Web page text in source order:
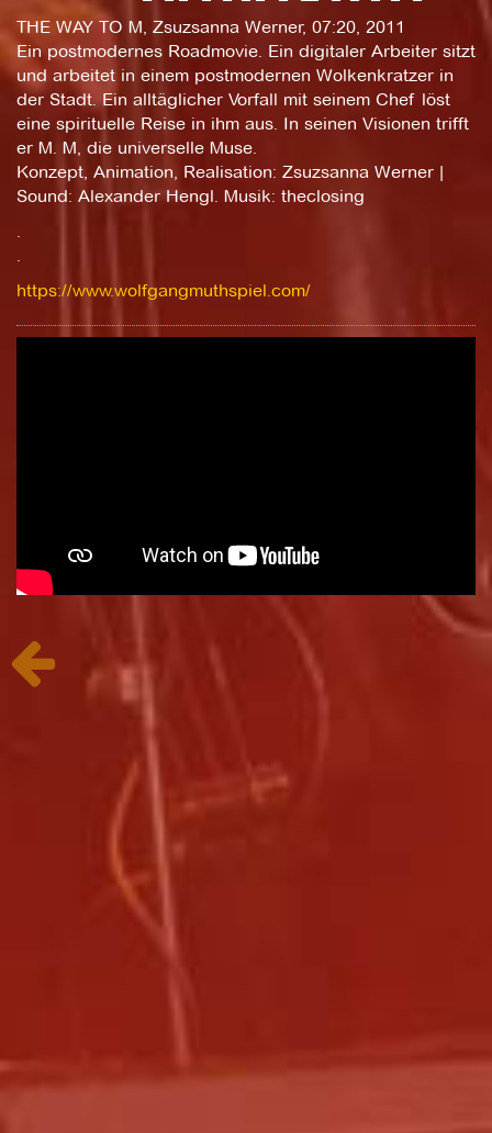
THE WAY TO M, Zsuzsanna Werner, 07:20, 2011
Ein postmodernes Roadmovie. Ein digitaler Arbeiter sitzt
und arbeitet in einem postmodernen Wolkenkratzer in
der Stadt. Ein alltäglicher Vorfall mit seinem Chef löst
eine spirituelle Reise in ihm aus. In seinen Visionen trifft
er M. M, die universelle Muse.
Konzept, Animation, Realisation: Zsuzsanna Werner |
Sound: Alexander Hengl. Musik: theclosing
.
.
https://www.wolfgangmuthspiel.com/